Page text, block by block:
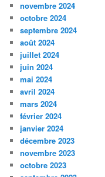
novembre 2024
octobre 2024
septembre 2024
août 2024
juillet 2024
juin 2024
mai 2024
avril 2024
mars 2024
février 2024
janvier 2024
décembre 2023
novembre 2023
octobre 2023